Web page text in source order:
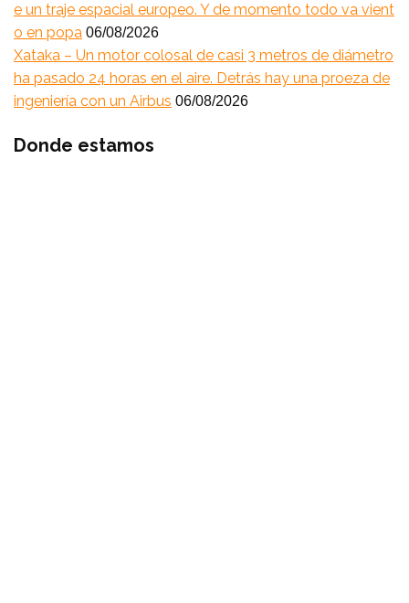
e un traje espacial europeo. Y de momento todo va vient
o en popa 06/08/2026
Xataka – Un motor colosal de casi 3 metros de diámetro
ha pasado 24 horas en el aire. Detrás hay una proeza de
ingeniería con un Airbus 06/08/2026
Donde estamos